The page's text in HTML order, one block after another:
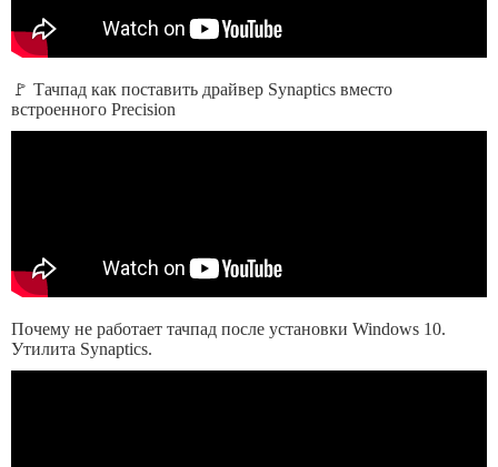
🚩 Тачпад как поставить драйвер Synaptics вместо
встроенного Precision
Почему не работает тачпад после установки Windows 10.
Утилита Synaptics.